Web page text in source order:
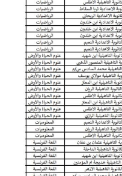
الثالثة
الرابعة
الموحد الإقليمي
الأستاذ
الأستاذ
السنوية